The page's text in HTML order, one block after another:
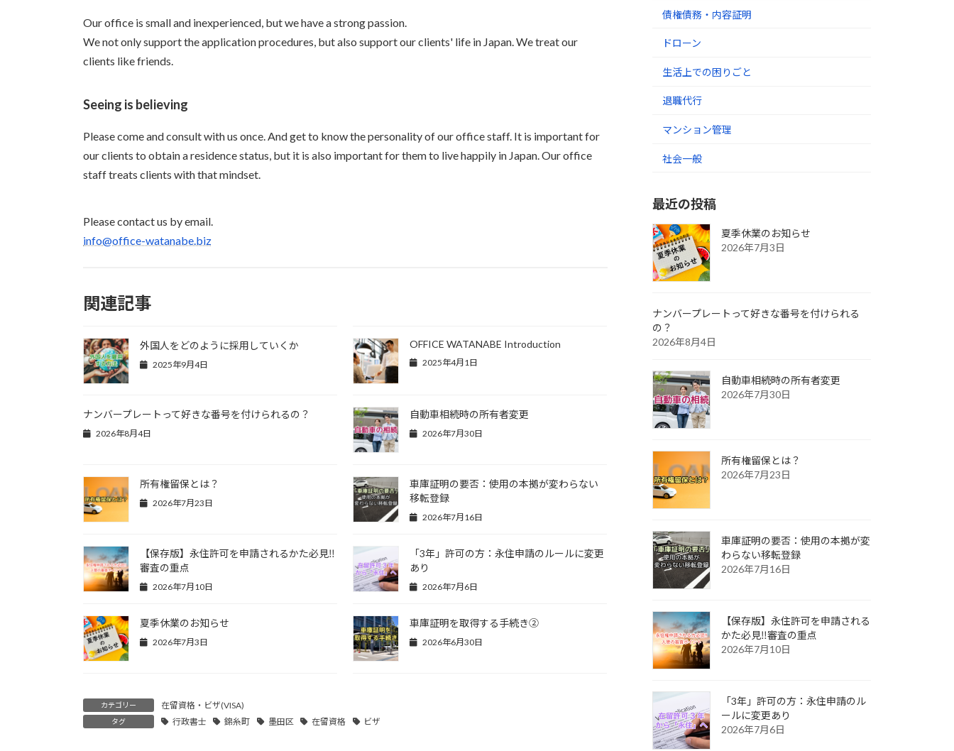
Our office is small and inexperienced, but we have a strong passion.
We not only support the application procedures, but also support our clients' life in Japan. We treat our
clients like friends.
Seeing is believing
Please come and consult with us once. And get to know the personality of our office staff. It is important for
our clients to obtain a residence status, but it is also important for them to live happily in Japan. Our office
staff treats clients with that mindset.
Please contact us by email.
info@office-watanabe.biz
関連記事
外国人をどのように採用していくか
2025年9月4日
OFFICE WATANABE Introduction
2025年4月1日
ナンバープレートって好きな番号を付けられるの？
2026年8月4日
自動車相続時の所有者変更
2026年7月30日
所有権留保とは？
2026年7月23日
車庫証明の要否：使用の本拠が変わらない
移転登録
2026年7月16日
【保存版】永住許可を申請されるかた必見‼
審査の重点
2026年7月10日
「3年」許可の方：永住申請のルールに変更
あり
2026年7月6日
夏季休業のお知らせ
2026年7月3日
車庫証明を取得する手続き②
2026年6月30日
カテゴリー 在留資格・ビザ(VISA)
タグ 行政書士 錦糸町 墨田区 在留資格 ビザ
債権債務・内容証明
ドローン
生活上での困りごと
退職代行
マンション管理
社会一般
最近の投稿
夏季休業のお知らせ
2026年7月3日
ナンバープレートって好きな番号を付けられる
の？
2026年8月4日
自動車相続時の所有者変更
2026年7月30日
所有権留保とは？
2026年7月23日
車庫証明の要否：使用の本拠が変
わらない移転登録
2026年7月16日
【保存版】永住許可を申請される
かた必見‼審査の重点
2026年7月10日
「3年」許可の方：永住申請のル
ールに変更あり
2026年7月6日